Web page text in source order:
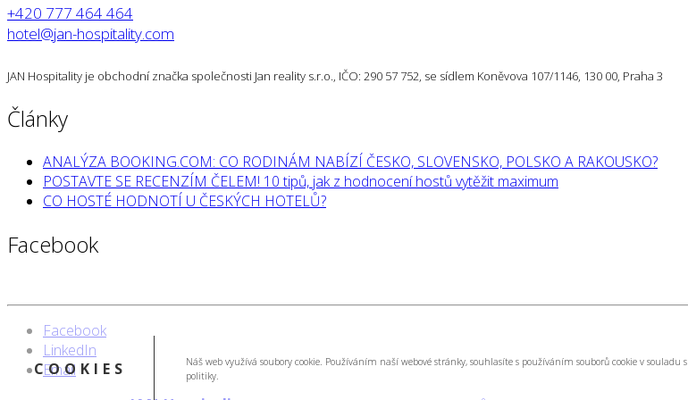
COOKIES Náš web využívá soubory cookie. Používáním naší webové stránky, souhlasíte s používáním souborů cookie v souladu s
politiky.
+420 777 464 464
hotel@jan-hospitality.com
JAN Hospitality je obchodní značka společnosti Jan reality s.r.o., IČO: 290 57 752, se sídlem Koněvova 107/1146, 130 00, Praha 3
Články
ANALÝZA BOOKING.COM: CO RODINÁM NABÍZÍ ČESKO, SLOVENSKO, POLSKO A RAKOUSKO?
POSTAVTE SE RECENZÍM ČELEM! 10 tipů, jak z hodnocení hostů vytěžit maximum
CO HOSTÉ HODNOTÍ U ČESKÝCH HOTELŮ?
Facebook
Facebook
LinkedIn
Email